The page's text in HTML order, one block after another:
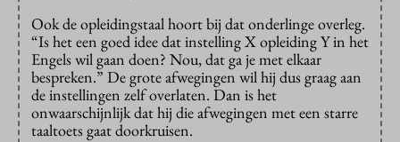
Ook de opleidingstaal hoort bij dat onderlinge overleg.
“Is het een goed idee dat instelling X opleiding Y in het
Engels wil gaan doen? Nou, dat ga je met elkaar
bespreken.” De grote afwegingen wil hij dus graag aan
de instellingen zelf overlaten. Dan is het
onwaarschijnlijk dat hij die afwegingen met een starre
taaltoets gaat doorkruisen.